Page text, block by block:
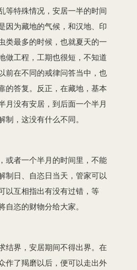
等特殊情况，安居一半的时间
因为藏地的气候，和汉地、印
类最多的时候，也就夏天的一
做工程，工期也很短，不知道
前在不同的戒律问答当中，也
的答复。反正，在藏地，基本
月没有安居，到后面一个半月
制，这没有什么不同。
或者一个半月的时间里，不能
制日、自恣日当天，管家可以
以互相指出有没有过错，等
自恣的财物分给大家。
结界，安居期间不得出界。在
作了羯磨以后，便可以走出外